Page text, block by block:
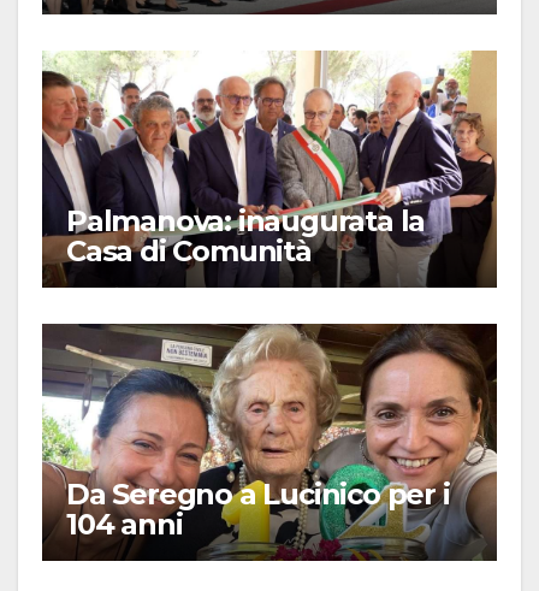
Palmanova: inaugurata la
Casa di Comunità
Da Seregno a Lucinico per i
104 anni